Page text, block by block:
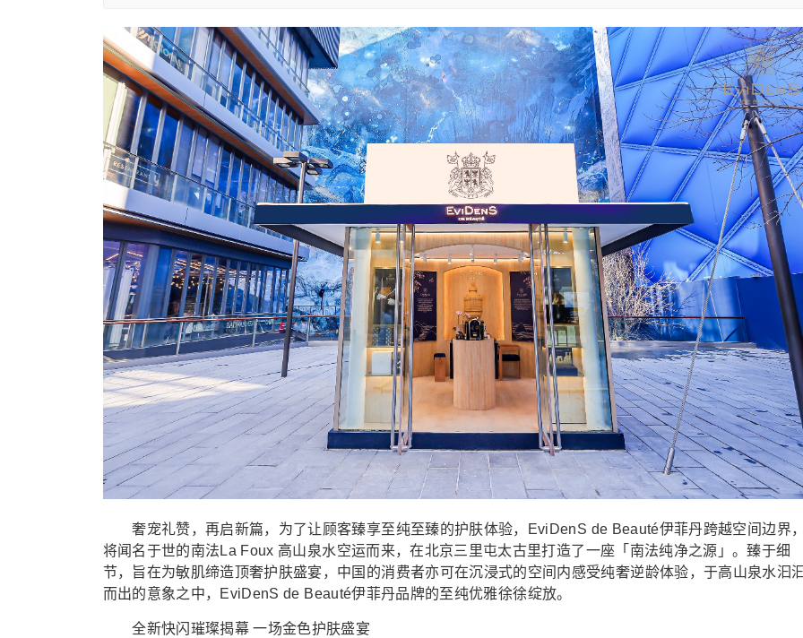
奢宠礼赞，再启新篇，为了让顾客臻享至纯至臻的护肤体验，EviDenS de Beauté伊菲丹跨越空间边界
将闻名于世的南法La Foux 高山泉水空运而来，在北京三里屯太古里打造了一座「南法纯净之源」。臻于细
节，旨在为敏肌缔造顶奢护肤盛宴，中国的消费者亦可在沉浸式的空间内感受纯奢逆龄体验，于高山泉水汩
而出的意象之中，EviDenS de Beauté伊菲丹品牌的至纯优雅徐徐绽放。
全新快闪璀璨揭幕 一场金色护肤盛宴